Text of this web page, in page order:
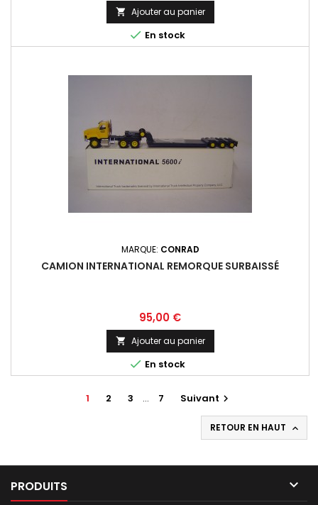
 Ajouter au panier
 En stock
MARQUE: CONRAD
CAMION INTERNATIONAL REMORQUE SURBAISSÉ
Prix
95,00 €
 Ajouter au panier
 En stock
1 2 3 … 7 Suivant 
RETOUR EN HAUT 
PRODUITS 